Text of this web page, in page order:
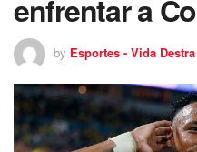
enfrentar a
by Esportes - Vida Destra